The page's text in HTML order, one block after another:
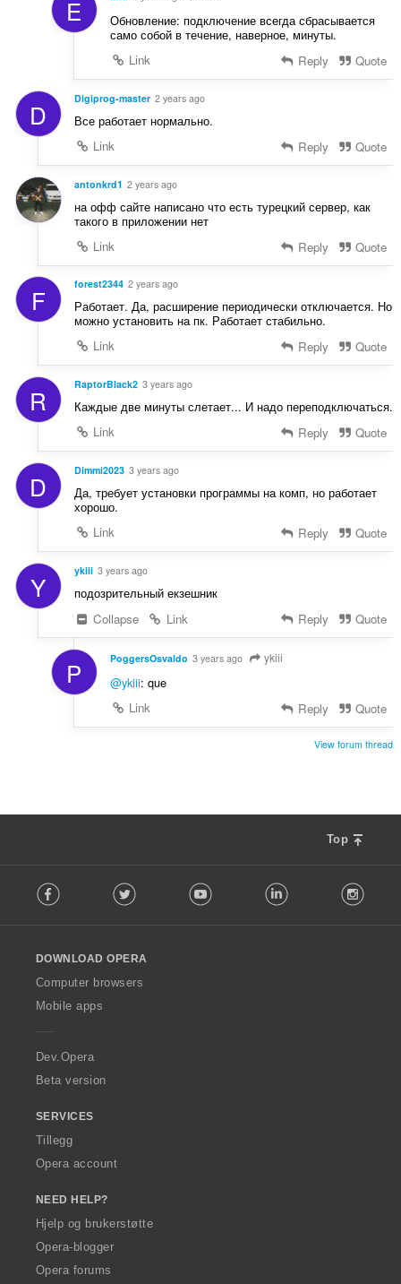
E
Обновление: подключение всегда сбрасывается
само собой в течение, наверное, минуты.
Link
Reply Quote
D Digiprog-master 2 years ago
Все работает нормально.
Link
Reply Quote
antonkrd1 2 years ago
на офф сайте написано что есть турецкий сервер, как
такого в приложении нет
Link
Reply Quote
F forest2344 2 years ago
Работает. Да, расширение периодически отключается. Но
можно установить на пк. Работает стабильно.
Link
Reply Quote
R RaptorBlack2 3 years ago
Каждые две минуты слетает... И надо переподключаться.
Link
Reply Quote
D Dimmi2023 3 years ago
Да, требует установки программы на комп, но работает
хорошо.
Link
Reply Quote
Y ykiii 3 years ago
подозрительный екзешник
Collapse
Link Reply Quote
P PoggersOsvaldo 3 years ago ykiii
@ykiii: que
Link
Reply Quote
View forum thread
Top
o
w
O
p
a
Facebook Twitter Youtube LinkedIn
DOWNLOAD OPERA
Computer browsers
Mobile apps
Dev.Opera
Beta version
SERVICES
Tillegg
Opera account
NEED HELP?
Hjelp og brukerstøtte
Opera-blogger
Opera forums